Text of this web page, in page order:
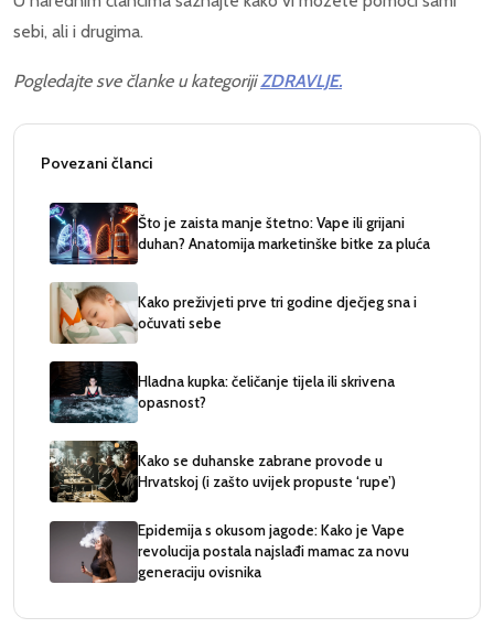
sebi, ali i drugima.
Pogledajte sve članke u kategorijiZDRAVLJE.
Povezani članci
Što je zaista manje štetno: Vape ili grijani
duhan? Anatomija marketinške bitke za pluća
Kako preživjeti prve tri godine dječjeg sna i
očuvati sebe
Hladna kupka: čeličanje tijela ili skrivena
opasnost?
Kako se duhanske zabrane provode u
Hrvatskoj (i zašto uvijek propuste ‘rupe’)
Epidemija s okusom jagode: Kako je Vape
revolucija postala najslađi mamac za novu
generaciju ovisnika